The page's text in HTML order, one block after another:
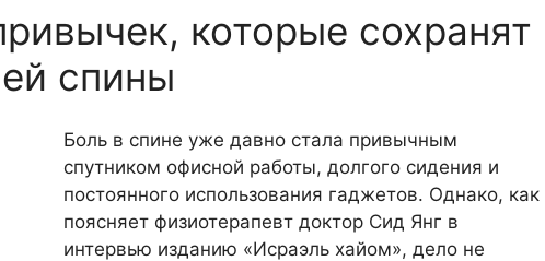
которые сохранят
спины
Боль в спине уже давно стала привычным
спутником офисной работы, долгого сидения и
постоянного использования гаджетов. Однако, как
поясняет физиотерапевт доктор Сид Янг в
интервью изданию «Исраэль хайом», дело не